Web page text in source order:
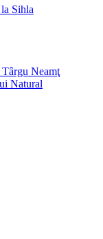
Sihla
Neamţ
Natural